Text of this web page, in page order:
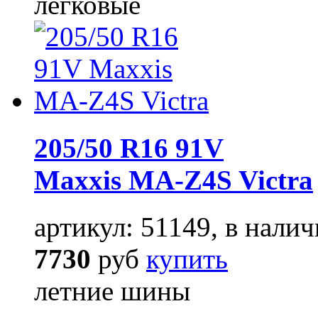
205/50 R16 91V
Maxxis MA-Z4S Victra
артикул: 51149, в
7730 руб купить
летние шины